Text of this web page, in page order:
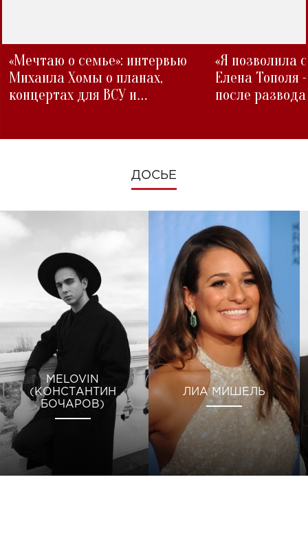
«Мечтаю о семье»: интервью
Михаила Хомы о планах,
концертах для ВСУ и
«Я позволила
Елена Тополя
после развода
ДОСЬЕ
MELOVIN
(КОНСТАНТИН
БОЧАРОВ)
ЛИА МИШЕЛЬ